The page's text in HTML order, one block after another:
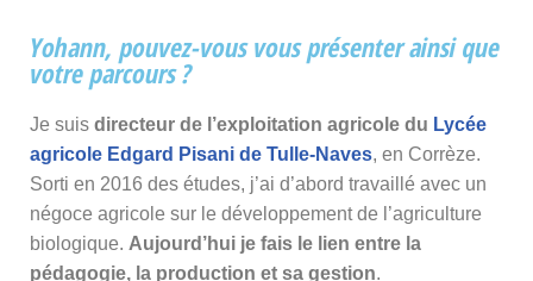
Yohann, pouvez-vous vous présenter ainsi que
votre parcours ?
Je suis directeur de l’exploitation agricole du Lycée
agricole Edgard Pisani de Tulle-Naves, en Corrèze.
Sorti en 2016 des études, j’ai d’abord travaillé avec un
négoce agricole sur le développement de l’agriculture
biologique. Aujourd’hui je fais le lien entre la
pédagogie, la production et sa gestion.